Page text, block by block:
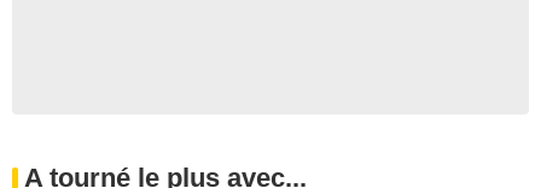
A tourné le plus avec...